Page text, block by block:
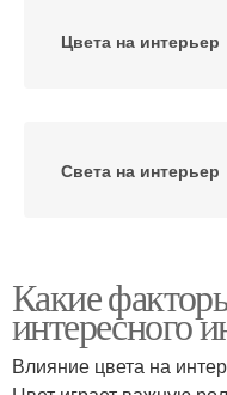
Цвета на интерьер
Света на интерьер
Пространства на
интерьер
Какие
интересного
Влияние цвета на